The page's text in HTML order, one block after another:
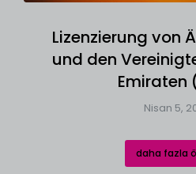
Lizenzierung von
und den
Emiraten
Nisan 5,
daha fazla